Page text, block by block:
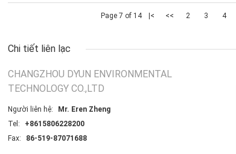
Page 7 of 14 |< << 2 3 4
Chi tiết liên lạc
CHANGZHOU DYUN ENVIRONMENTAL
TECHNOLOGY CO.,LTD
Người liên hệ:
Mr. Eren Zheng
Tel:
+8615806228200
Fax:
86-519-87071688